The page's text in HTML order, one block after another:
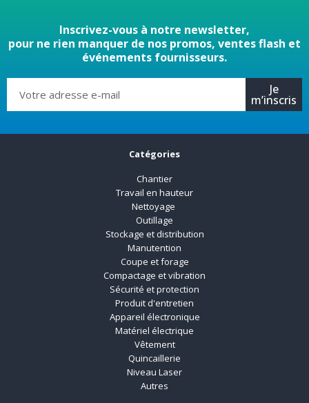
Inscrivez-vous à notre newsletter,
pour ne rien manquer de nos promos, ventes flash et
événements fournisseurs.
Je
m’inscris
Catégories
Chantier
Travail en hauteur
Nettoyage
Outillage
Stockage et distribution
Manutention
Coupe et forage
Compactage et vibration
Sécurité et protection
Produit d'entretien
Appareil électronique
Matériel électrique
Vêtement
Quincaillerie
Niveau Laser
Autres